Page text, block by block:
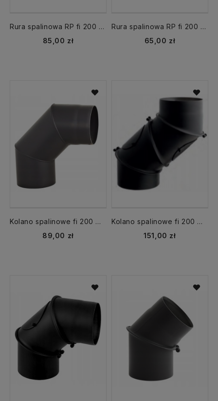
Rura spalinowa RP fi 200 mm dł. 500 mm CZ2
85,00 zł
Rura spalinowa RP fi 200 mm dł. 250 mm CZ2
65,00 zł
Kolano spalinowe fi 200 mm KS200/90-CZ2 stałe
89,00 zł
Kolano spalinowe fi 200 mm KNSR200/UNI-CZ2 regulowane 4 segmentowe
151,00 zł